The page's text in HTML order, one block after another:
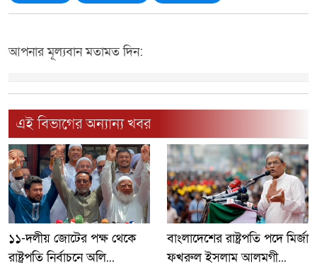
আপনার মূল্যবান মতামত দিন:
এই বিভাগের অন্যান্য খবর
১১-দলীয় জোটের পক্ষ থেকে
রাষ্ট্রপতি নির্বাচনে অলি...
বাংলাদেশের রাষ্ট্রপতি পদে মির্জা
ফখরুল ইসলাম আলমগী...